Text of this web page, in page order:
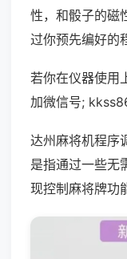
性，和骰子的磁
过你预先编好的
若你在仪器使用
加微信号;
达州麻将机程序
是指通过一些无
现控制麻将牌功